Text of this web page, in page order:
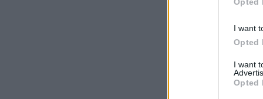
I want
Opted
I want
Opted